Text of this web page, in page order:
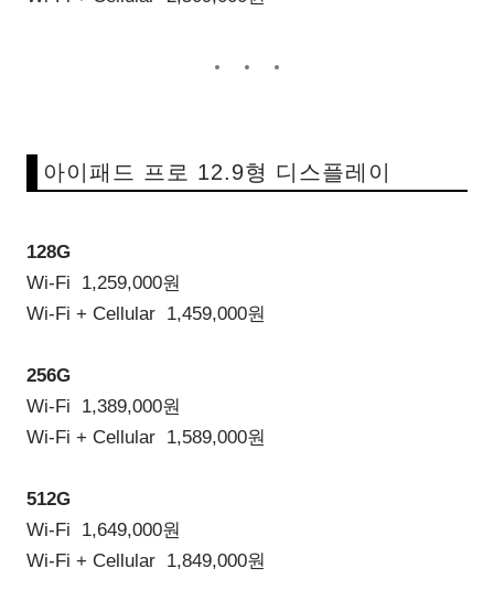
아이패드 프로 12.9형 디스플레이
128G
Wi-Fi 1,259,000원
Wi-Fi + Cellular 1,459,000원
256G
Wi-Fi 1,389,000원
Wi-Fi + Cellular 1,589,000원
512G
Wi-Fi 1,649,000원
Wi-Fi + Cellular 1,849,000원